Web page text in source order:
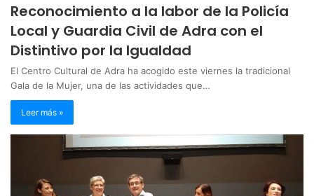
Reconocimiento a la labor de la Policía
Local y Guardia Civil de Adra con el
Distintivo por la Igualdad
El Centro Cultural de Adra ha acogido este viernes la tradicional
Gala de la Mujer, una de las actividades que…
Leer más »